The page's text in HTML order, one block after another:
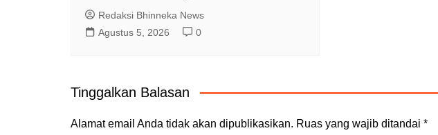
Redaksi Bhinneka News
Agustus 5, 2026
0
Tinggalkan Balasan
Alamat email Anda tidak akan dipublikasikan. Ruas yang wajib ditandai *